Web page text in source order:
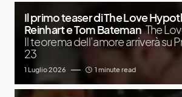
Il primo teaser di The Love
Reinhart e Tom Bateman The
Il teorema dell’amore arriverà su
23
1 Luglio 2026 1 minute read